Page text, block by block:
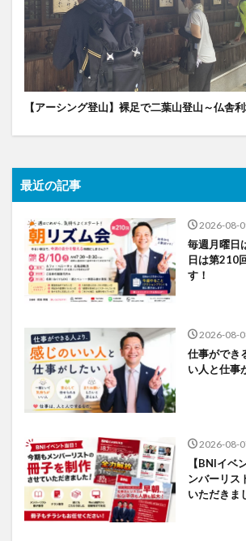
【アーシング登山】裸足で二葉山登山～仏舎
最近の記事
2026-08-
毎週月曜日
日は第210
す！
2026-08-
仕事ができ
い人と仕事
2026-08-
【BNIイベ
ンバーリス
いただきま